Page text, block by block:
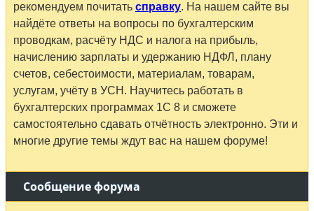
рекомендуем почитать справку. На нашем сайте вы
найдёте ответы на вопросы по бухгалтерским
проводкам, расчёту НДС и налога на прибыль,
начислению зарплаты и удержанию НДФЛ, плану
счетов, себестоимости, материалам, товарам,
услугам, учёту в УСН. Научитесь работать в
бухгалтерских программах 1С 8 и сможете
самостоятельно сдавать отчётность электронно. Эти и
многие другие темы ждут вас на нашем форуме!
Сообщение форума